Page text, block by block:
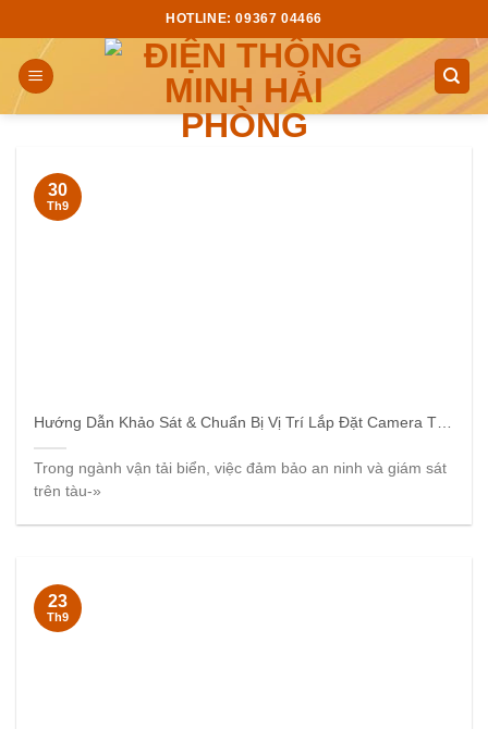
to
content
HOTLINE: 09367 04466
Trong ngành vận tải biển, việc đảm bảo an ninh và giám sát
trên tàu-»
30
Th9
23
Th9